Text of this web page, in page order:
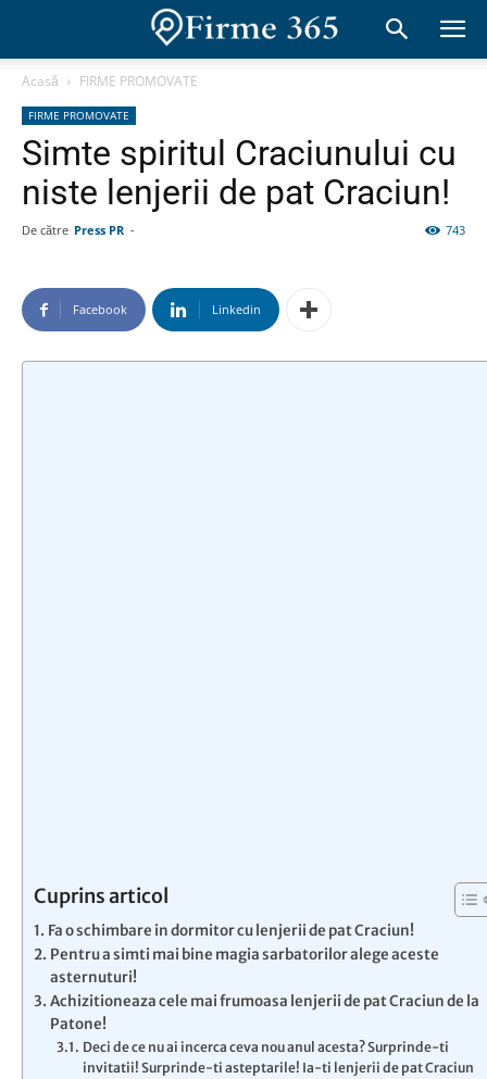
Acasă FIRME PROMOVATE
FIRME PROMOVATE
Simte spiritul Craciunului cu
niste lenjerii de pat Craciun!
De către Press PR - 743
Facebook Linkedin
Cuprins articol
Fa o schimbare in dormitor cu lenjerii de pat Craciun!
Pentru a simti mai bine magia sarbatorilor alege aceste
asternuturi!
Achizitioneaza cele mai frumoasa lenjerii de pat Craciun de la
Patone!
Deci de ce nu ai incerca ceva nou anul acesta? Surprinde-ti
invitatii! Surprinde-ti asteptarile! Ia-ti lenjerii de pat Craciun